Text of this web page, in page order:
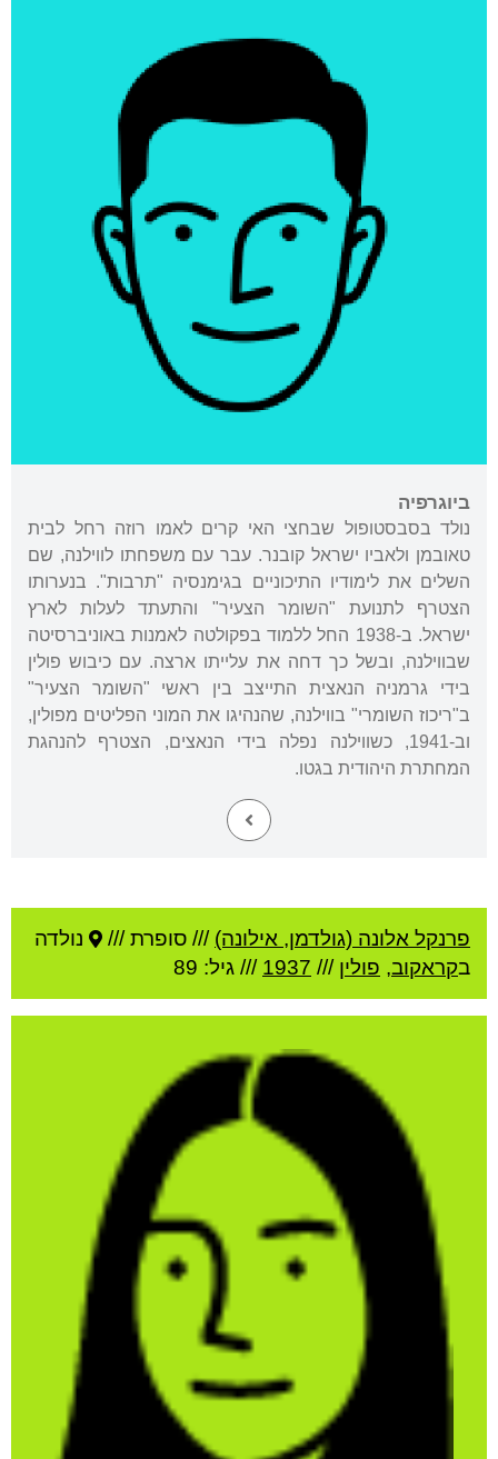
ביוגרפיה
נולד בסבסטופול שבחצי האי קרים לאמו רוזה רחל לבית
טאובמן ולאביו ישראל קובנר. עבר עם משפחתו לווילנה, שם
השלים את לימודיו התיכוניים בגימנסיה "תרבות". בנערותו
הצטרף לתנועת "השומר הצעיר" והתעתד לעלות לארץ
ישראל. ב-1938 החל ללמוד בפקולטה לאמנות באוניברסיטה
שבווילנה, ובשל כך דחה את עלייתו ארצה. עם כיבוש פולין
בידי גרמניה הנאצית התייצב בין ראשי "השומר הצעיר"
ב"ריכוז השומרי" בווילנה, שהנהיגו את המוני הפליטים מפולין,
וב-1941, כשווילנה נפלה בידי הנאצים, הצטרף להנהגת
המחתרת היהודית בגטו.
פרנקל אלונה (גולדמן, אילונה) /// סופרת ///
נולדה
בקראקוב, פולין ///
1937 /// גיל: 89